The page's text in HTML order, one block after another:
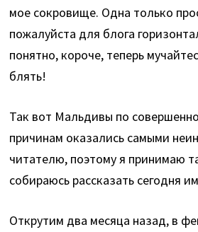
мое сокровище. Одна только
пожалуйста для блога
понятно, короче, теперь
блять!
Так вот Мальдивы по
причинам оказались самыми
читателю, поэтому я принимаю
собираюсь рассказать сегодня
Открутим два месяца назад, в